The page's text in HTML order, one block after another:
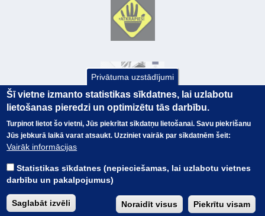
© Valsts kase 2017
Visas tiesības
EK GRĀMATVEDĪBAS KURSS
TERMINI
BUJ
PIEKĻŪSTAMĪBAS PAZIŅOJUMS
Privātuma uzstādījumi
Šī vietne izmanto statistikas sīkdatnes, lai uzlabotu
lietošanas pieredzi un optimizētu tās darbību.
Turpinot lietot šo vietni, Jūs piekrītat sīkdatņu lietošanai. Savu piekrišanu
Jūs jebkurā laikā varat atsaukt. Uzziniet vairāk par sīkdatnēm šeit:
Vairāk informācijas
Statistikas sīkdatnes (nepieciešamas, lai uzlabotu vietnes
darbību un pakalpojumus)
Saglabāt izvēli Noraidīt visus Piekrītu visam